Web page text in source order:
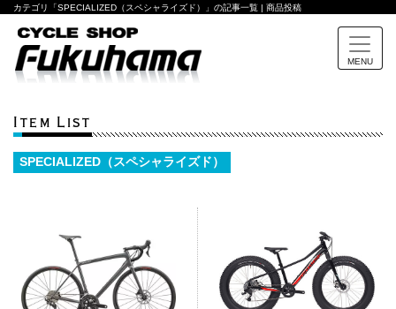
カテゴリ「SPECIALIZED（スペシャライズド）」の記事一覧 | 商品投稿
MENU
Item List
SPECIALIZED（スペシャライズド）